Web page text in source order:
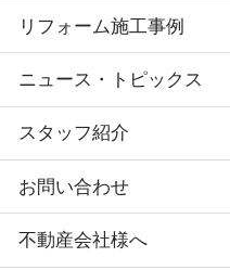
リフォーム施工事例
ニュース・トピックス
スタッフ紹介
お問い合わせ
不動産会社様へ